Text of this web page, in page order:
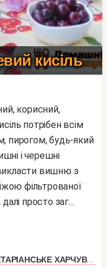
кисіль
потрібен всім
пирогом, будь-який
і черешні
вишню з
фільтрованої
просто заг...
ХАРЧУВАННЯ